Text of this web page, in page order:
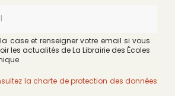
case et renseigner votre email si vous
les actualités de La Librairie des Écoles
la charte de protection des données